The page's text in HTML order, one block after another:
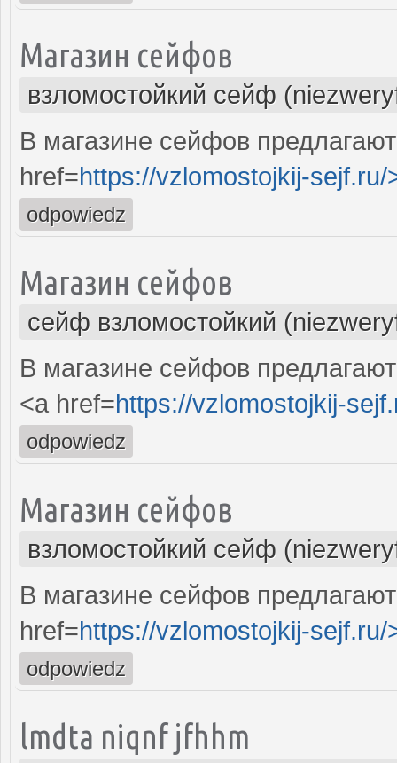
Магазин сейфов
взломостойкий сейф
В магазине сейфов
href=https://vzlomostojkij-sejf.ru/
odpowiedz
Магазин сейфов
сейф взломостойкий
В магазине сейфов
<a href=https://vzlomostojkij-
odpowiedz
Магазин сейфов
взломостойкий сейф
В магазине сейфов
href=https://vzlomostojkij-sejf.ru/
odpowiedz
lmdta niqnf jfhhm